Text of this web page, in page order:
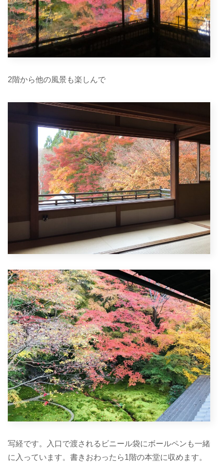
2階から他の風景も楽しんで
写経です。入口で渡されるビニール袋にボールペンも一緒
に入っています。書きおわったら1階の本堂に収めます。